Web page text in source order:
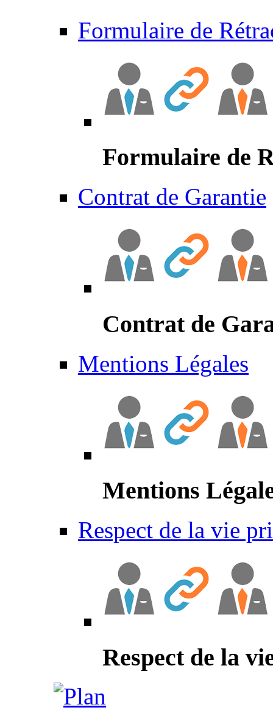
Formulaire de
Formulaire de
Contrat de Garantie
Contrat de
Mentions Légales
Mentions
Respect de la vie
Respect de la